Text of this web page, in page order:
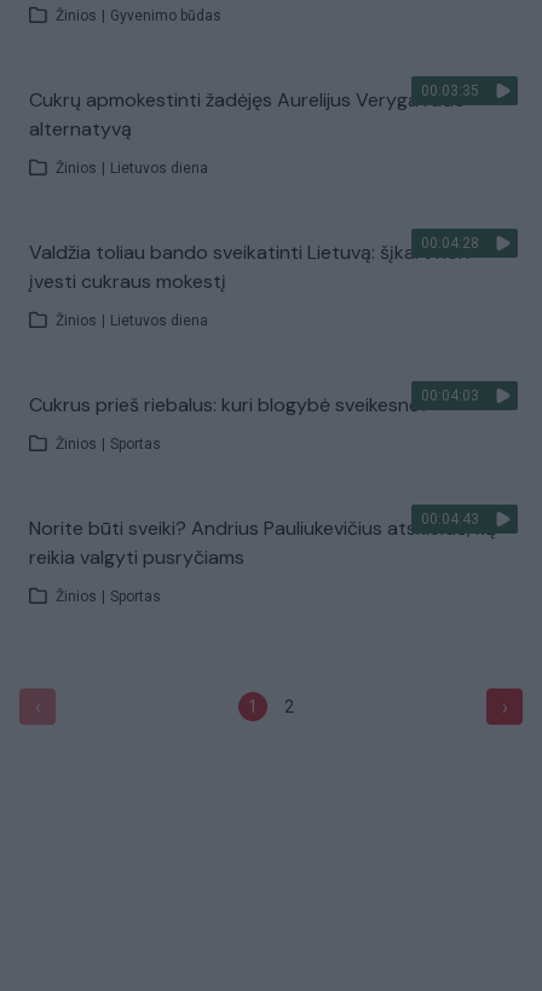
Žinios Gyvenimo būdas
00:03:35
Cukrų apmokestinti žadėjęs Aurelijus Veryga rado
alternatyvą
Žinios Lietuvos diena
00:04:28
Valdžia toliau bando sveikatinti Lietuvą: šįkart nori
įvesti cukraus mokestį
Žinios Lietuvos diena
00:04:03
Cukrus prieš riebalus: kuri blogybė sveikesnė?
Žinios Sportas
00:04:43
Norite būti sveiki? Andrius Pauliukevičius atskleidė, ką
reikia valgyti pusryčiams
Žinios Sportas
‹ 1 2 ›